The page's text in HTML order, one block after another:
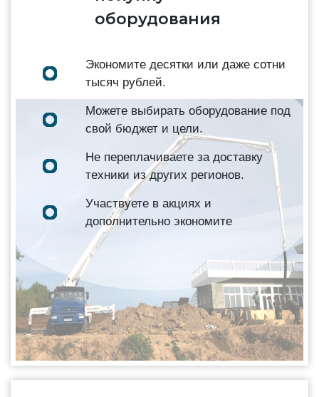
оборудования
Экономите десятки или даже сотни
тысяч рублей.
Можете выбирать оборудование под
свой бюджет и цели.
Не переплачиваете за доставку
техники из других регионов.
Участвуете в акциях и
дополнительно экономите